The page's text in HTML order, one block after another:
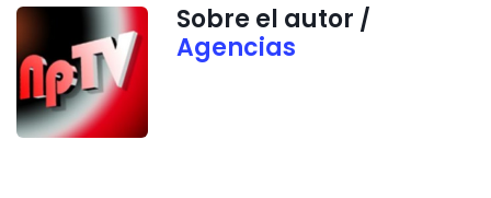
Sobre el autor /
Agencias